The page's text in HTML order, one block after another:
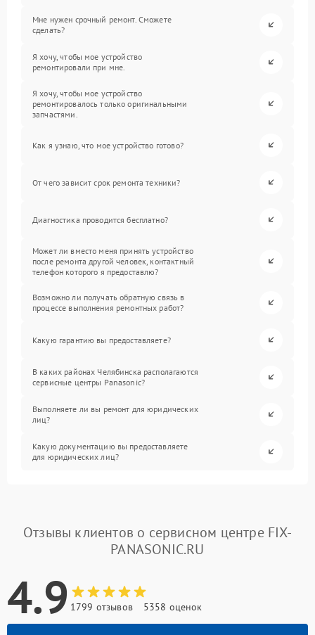
Мне нужен срочный ремонт. Сможете
сделать?
Я хочу, чтобы мое устройство
ремонтировали при мне.
Я хочу, чтобы мое устройство
ремонтировалось только оригинальными
запчастями.
Как я узнаю, что мое устройство готово?
От чего зависит срок ремонта техники?
Диагностика проводится бесплатно?
Может ли вместо меня принять устройство
после ремонта другой человек, контактный
телефон которого я предоставлю?
Возможно ли получать обратную связь в
процессе выполнения ремонтных работ?
Какую гарантию вы предоставляете?
В каких районах Челябинска располагаются
сервисные центры Panasonic?
Выполняете ли вы ремонт для юридических
лиц?
Какую документацию вы предоставляете
для юридических лиц?
Отзывы клиентов о сервисном центре FIX-
PANASONIC.RU
4.9 1799 отзывов 5358 оценок